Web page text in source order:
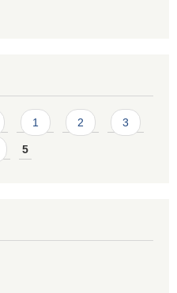
1 2 3
5